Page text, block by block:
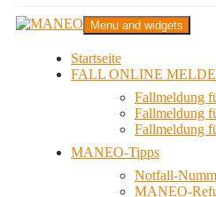
Zum
InhaltMANEO
Das schwule Anti-Gewalt-Projekt
Menu and widgets
Startseite
FALL ONLINE
Fallmeldung
Fallmeldung
Fallmeldung
MANEO-Tipps
Notfall-
MANEO-